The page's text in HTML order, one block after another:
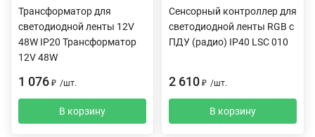
Трансформатор для
светодиодной ленты 12V
48W IP20 Трансформатор
12V 48W
1 076 ₽ /шт.
В корзину
Сенсорный контроллер для
светодиодной ленты RGB с
ПДУ (радио) IP40 LSC 010
2 610 ₽ /шт.
В корзину